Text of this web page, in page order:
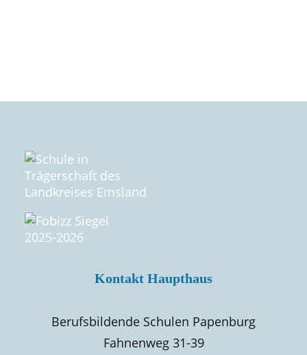
Kontakt Haupthaus
Berufsbildende Schulen Papenburg
Fahnenweg 31-39